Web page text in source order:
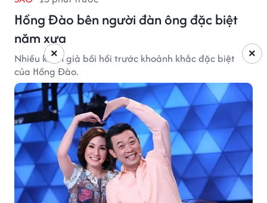
Hồng Đào bên người đàn ông đặc biệt
năm xưa
Nhiều khán giả bồi hồi trước khoảnh khắc đặc biệt
của Hồng Đào.
×
×